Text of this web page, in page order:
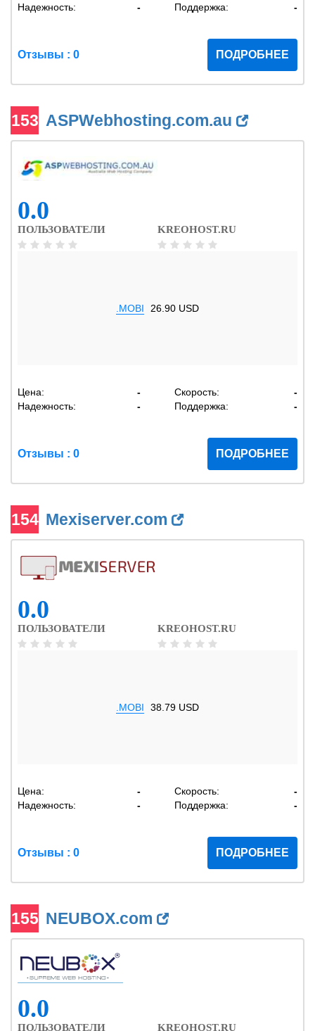
Надежность:
- Поддержка: -
Отзывы : 0 ПОДРОБНЕЕ
153 ASPWebhosting.com.au
0.0
ПОЛЬЗОВАТЕЛИ KREOHOST.RU
.MOBI 26.90 USD
Цена: - Скорость:
-
Надежность:
- Поддержка: -
Отзывы : 0 ПОДРОБНЕЕ
154 Mexiserver.com
0.0
ПОЛЬЗОВАТЕЛИ KREOHOST.RU
.MOBI 38.79 USD
Цена: - Скорость:
-
Надежность:
- Поддержка: -
Отзывы : 0 ПОДРОБНЕЕ
155 NEUBOX.com
0.0
ПОЛЬЗОВАТЕЛИ KREOHOST.RU